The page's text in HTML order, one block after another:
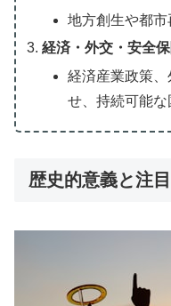
地方創生や都
経済・外交・安全
経済産業政策
せ、持続可能な
歴史的意義と注